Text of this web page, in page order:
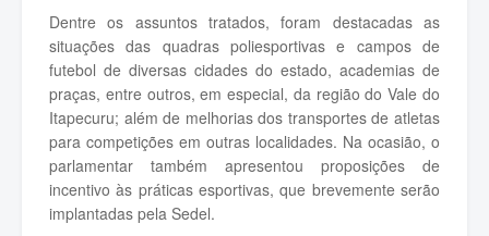
Dentre os assuntos tratados, foram destacadas as
situações das quadras poliesportivas e campos de
futebol de diversas cidades do estado, academias de
praças, entre outros, em especial, da região do Vale do
Itapecuru; além de melhorias dos transportes de atletas
para competições em outras localidades. Na ocasião, o
parlamentar também apresentou proposições de
incentivo às práticas esportivas, que brevemente serão
implantadas pela Sedel.